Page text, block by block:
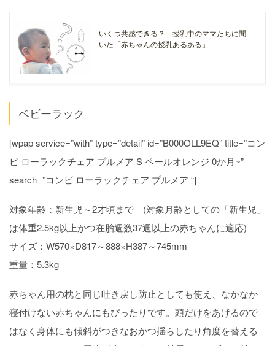
いくつ共感できる？ 授乳中のママたちに聞
いた「赤ちゃんの授乳あるある」
ベビーラック
[wpap service=”with” type=”detail” id=”B000OLL9EQ” title=”コン
ビ ローラックチェア プルメア S ペールオレンジ 0か月~”
search=”コンビ ローラックチェア プルメア “]
対象年齢：新生児～2才頃まで (対象月齢としての「新生児」
は体重2.5kg以上かつ在胎週数37週以上の赤ちゃんに適応)
サイズ：W570×D817～888×H387～745mm
重量：5.3kg
赤ちゃん用の枕と同じ吐き戻し防止としても使え、なかなか
寝付けない赤ちゃんにもぴったりです。頭だけをあげるので
はなく身体にも傾斜がつきなおかつ揺らしたり角度を替える